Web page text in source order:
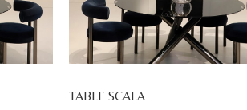
TABLE SCALA